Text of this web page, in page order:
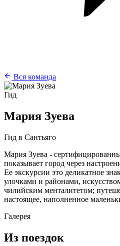
Вся команда
Гид
Мария Зуева
Гид в Сантьяго
Мария Зуева -
показывает город через
Ее экскурсии это деликатное
улочками и районами,
чилийским менталитетом;
настоящее, наполненное
Галерея
Из поездок